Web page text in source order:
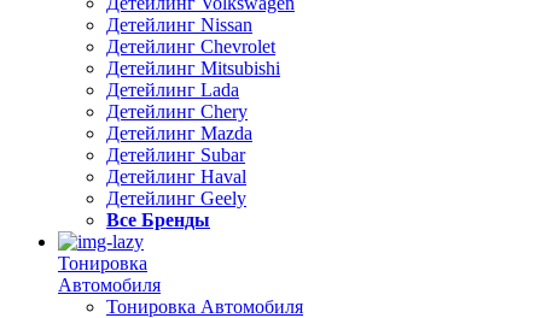
Детейлинг Nissan
Детейлинг Chevrolet
Детейлинг Mitsubishi
Детейлинг Lada
Детейлинг Chery
Детейлинг Mazda
Детейлинг Subar
Детейлинг Haval
Детейлинг Geely
Все Бренды
Тонировка
Автомобиля
Тонировка Автомобиля